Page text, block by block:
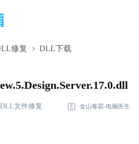
修复 DLL下载
DLL文件修复 金山毒霸-电脑医生